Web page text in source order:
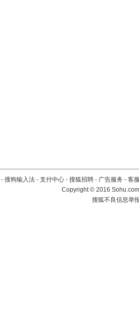
- 搜狗输入法 - 支付中心 - 搜狐招聘 - 广告服务 - 客
Copyright©2016
搜狐不良信息举